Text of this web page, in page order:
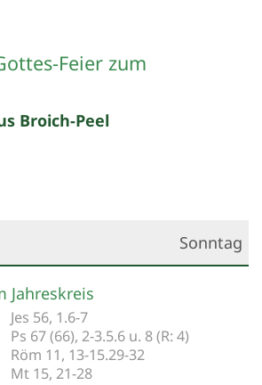
Feier zum
Broich-Peel
Sonntag
2026
Jahreskreis
Jes 56, 1.6-7
Ps 67 (66), 2-3.5.6 u. 8 (R: 4)
Röm 11, 13-15.29-32
Mt 15, 21-28